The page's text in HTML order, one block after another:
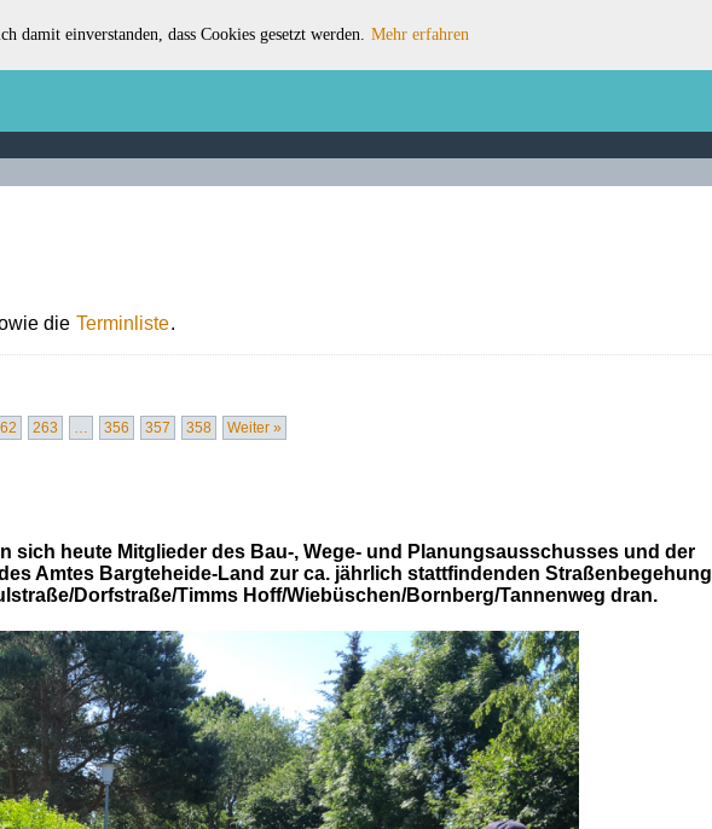
damit einverstanden, dass Cookies gesetzt werden. Mehr erfahren
die Terminliste.
263 … 356 357 358 Weiter »
sich heute Mitglieder des Bau-, Wege- und Planungsausschusses und der
Amtes Bargteheide-Land zur ca. jährlich stattfindenden Straßenbegehung
Dorfstraße/Timms Hoff/Wiebüschen/Bornberg/Tannenweg dran.